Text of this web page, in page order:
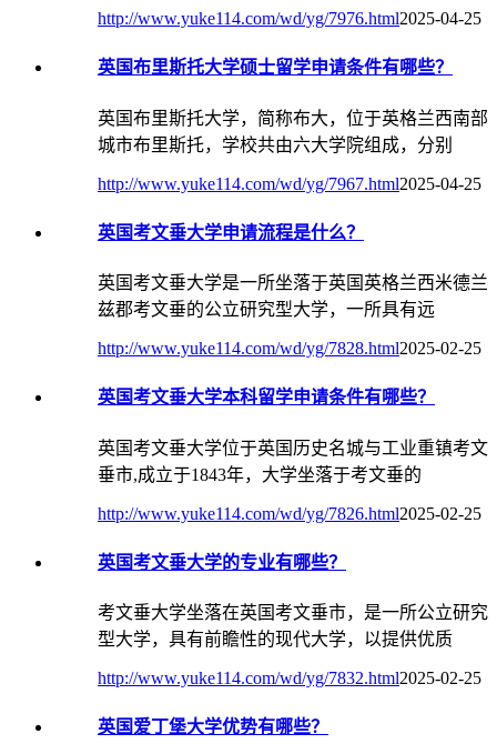
http://www.yuke114.com/wd/yg/7976.html2025-04-25
英国布里斯托大学硕士留学申请条件有哪些？
英国布里斯托大学，简称布大，位于英格兰西南部
城市布里斯托，学校共由六大学院组成，分别
http://www.yuke114.com/wd/yg/7967.html2025-04-25
英国考文垂大学申请流程是什么？
英国考文垂大学是一所坐落于英国英格兰西米德兰
兹郡考文垂的公立研究型大学，一所具有远
http://www.yuke114.com/wd/yg/7828.html2025-02-25
英国考文垂大学本科留学申请条件有哪些？
英国考文垂大学位于英国历史名城与工业重镇考文
垂市,成立于1843年，大学坐落于考文垂的
http://www.yuke114.com/wd/yg/7826.html2025-02-25
英国考文垂大学的专业有哪些？
考文垂大学坐落在英国考文垂市，是一所公立研究
型大学，具有前瞻性的现代大学，以提供优质
http://www.yuke114.com/wd/yg/7832.html2025-02-25
英国爱丁堡大学优势有哪些？